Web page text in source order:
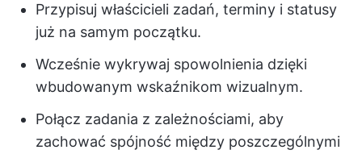
Przypisuj właścicieli zadań, terminy i statusy
już na samym początku.
Wcześnie wykrywaj spowolnienia dzięki
wbudowanym wskaźnikom wizualnym.
Połącz zadania z zależnościami, aby
zachować spójność między poszczególnymi